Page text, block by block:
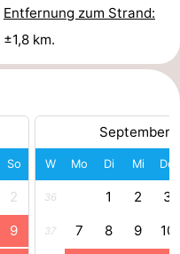
Entfernung zum Strand:
±1,8 km.
So
2
9
September
W Mo Di Mi Do
36 1 2 3
37 7 8 9 10